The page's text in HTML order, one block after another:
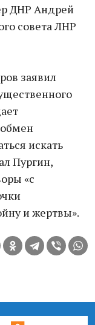
ДНР Андрей
совета ЛНР
заявил
искать
Пургин,
«с
и жертвы».